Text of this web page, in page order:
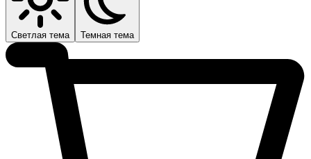
Светлая тема Темная тема